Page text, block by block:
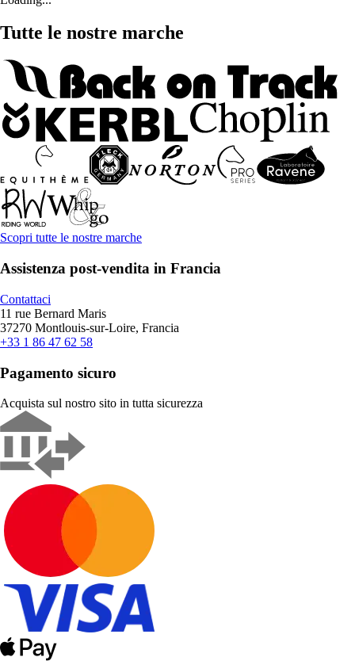
Tutte le nostre marche
Scopri tutte le nostre marche
Assistenza post-vendita in Francia
Contattaci
11 rue Bernard Maris
37270 Montlouis-sur-Loire, Francia
+33 1 86 47 62 58
Pagamento sicuro
Acquista sul nostro sito in tutta sicurezza